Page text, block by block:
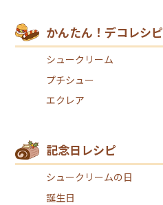
かんたん！デコレシピ
シュークリーム
プチシュー
エクレア
記念日レシピ
シュークリームの日
誕生日